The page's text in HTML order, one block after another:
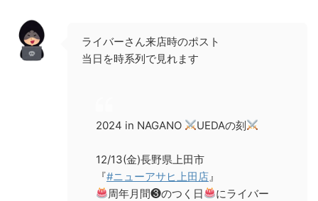
ライバーさん来店時のポスト
当日を時系列で見れます
2024 in NAGANO UEDAの刻
12/13(金)長野県上田市
『#ニューアサヒ上田店』
周年月間❸のつく日
にライバー